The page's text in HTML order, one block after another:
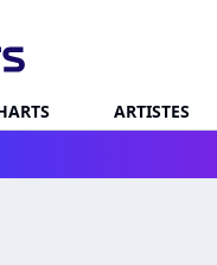
ARTISTES